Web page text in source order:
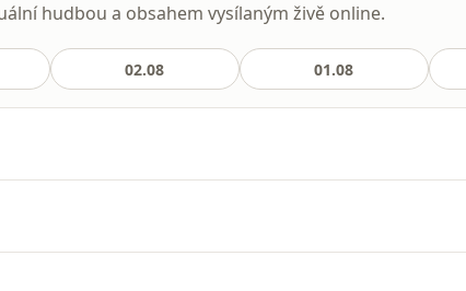
hudbou a obsahem vysílaným živě online.
02.08 01.08